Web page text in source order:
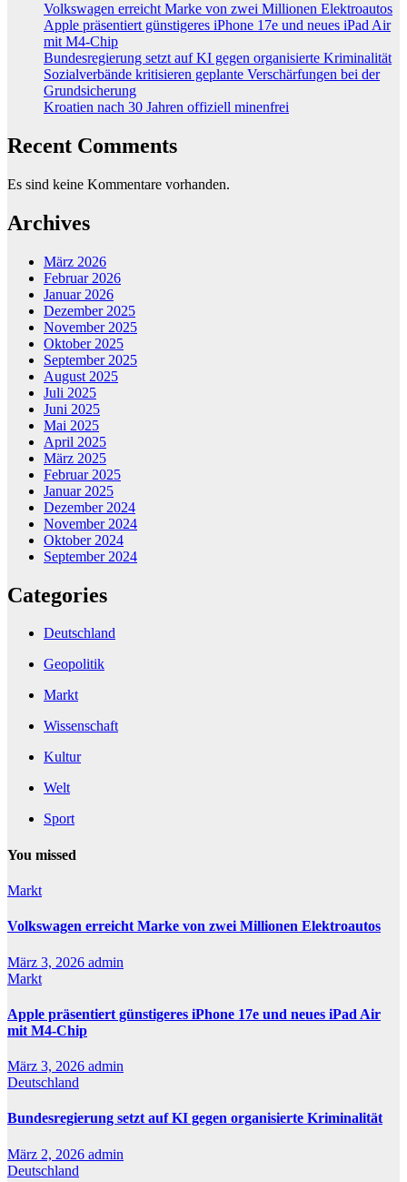
Volkswagen erreicht Marke von zwei Millionen Elektroautos
Apple präsentiert günstigeres iPhone 17e und neues iPad Air
mit M4-Chip
Bundesregierung setzt auf KI gegen organisierte Kriminalität
Sozialverbände kritisieren geplante Verschärfungen bei der
Grundsicherung
Kroatien nach 30 Jahren offiziell minenfrei
Recent Comments
Es sind keine Kommentare vorhanden.
Archives
März 2026
Februar 2026
Januar 2026
Dezember 2025
November 2025
Oktober 2025
September 2025
August 2025
Juli 2025
Juni 2025
Mai 2025
April 2025
März 2025
Februar 2025
Januar 2025
Dezember 2024
November 2024
Oktober 2024
September 2024
Categories
Deutschland
Geopolitik
Markt
Wissenschaft
Kultur
Welt
Sport
You missed
Markt
Volkswagen erreicht Marke von zwei Millionen Elektroautos
März 3, 2026 admin
Markt
Apple präsentiert günstigeres iPhone 17e und neues iPad Air
mit M4-Chip
März 3, 2026 admin
Deutschland
Bundesregierung setzt auf KI gegen organisierte Kriminalität
März 2, 2026 admin
Deutschland